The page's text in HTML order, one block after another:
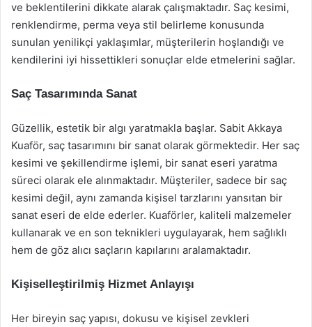
ve beklentilerini dikkate alarak çalışmaktadır. Saç kesimi,
renklendirme, perma veya stil belirleme konusunda
sunulan yenilikçi yaklaşımlar, müşterilerin hoşlandığı ve
kendilerini iyi hissettikleri sonuçlar elde etmelerini sağlar.
Saç Tasarımında Sanat
Güzellik, estetik bir algı yaratmakla başlar. Sabit Akkaya
Kuaför, saç tasarımını bir sanat olarak görmektedir. Her saç
kesimi ve şekillendirme işlemi, bir sanat eseri yaratma
süreci olarak ele alınmaktadır. Müşteriler, sadece bir saç
kesimi değil, aynı zamanda kişisel tarzlarını yansıtan bir
sanat eseri de elde ederler. Kuaförler, kaliteli malzemeler
kullanarak ve en son teknikleri uygulayarak, hem sağlıklı
hem de göz alıcı saçların kapılarını aralamaktadır.
Kişiselleştirilmiş Hizmet Anlayışı
Her bireyin saç yapısı, dokusu ve kişisel zevkleri